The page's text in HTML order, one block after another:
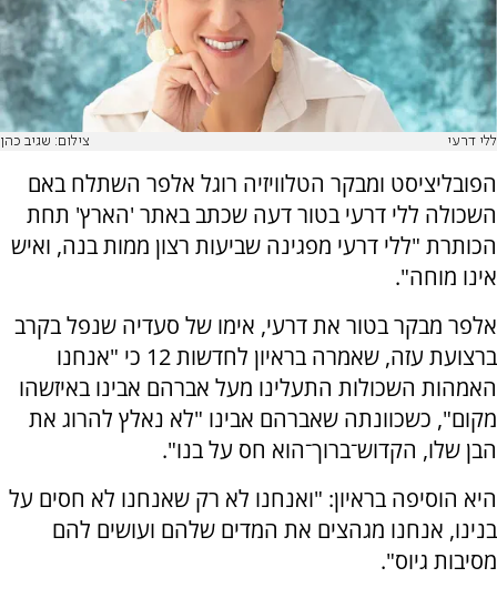
ללי דרעי צילום: שגיב כהן
הפובליציסט ומבקר הטלוויזיה רוגל אלפר השתלח באם
השכולה ללי דרעי בטור דעה שכתב באתר 'הארץ' תחת
הכותרת "ללי דרעי מפגינה שביעות רצון ממות בנה, ואיש
אינו מוחה".
אלפר מבקר בטור את דרעי, אימו של סעדיה שנפל בקרב
ברצועת עזה, שאמרה בראיון לחדשות 12 כי "אנחנו
האמהות השכולות התעלינו מעל אברהם אבינו באיזשהו
מקום", כשכוונתה שאברהם אבינו "לא נאלץ להרוג את
הבן שלו, הקדוש־ברוך־הוא חס על בנו".
היא הוסיפה בראיון: "ואנחנו לא רק שאנחנו לא חסים על
בנינו, אנחנו מגהצים את המדים שלהם ועושים להם
מסיבות גיוס".